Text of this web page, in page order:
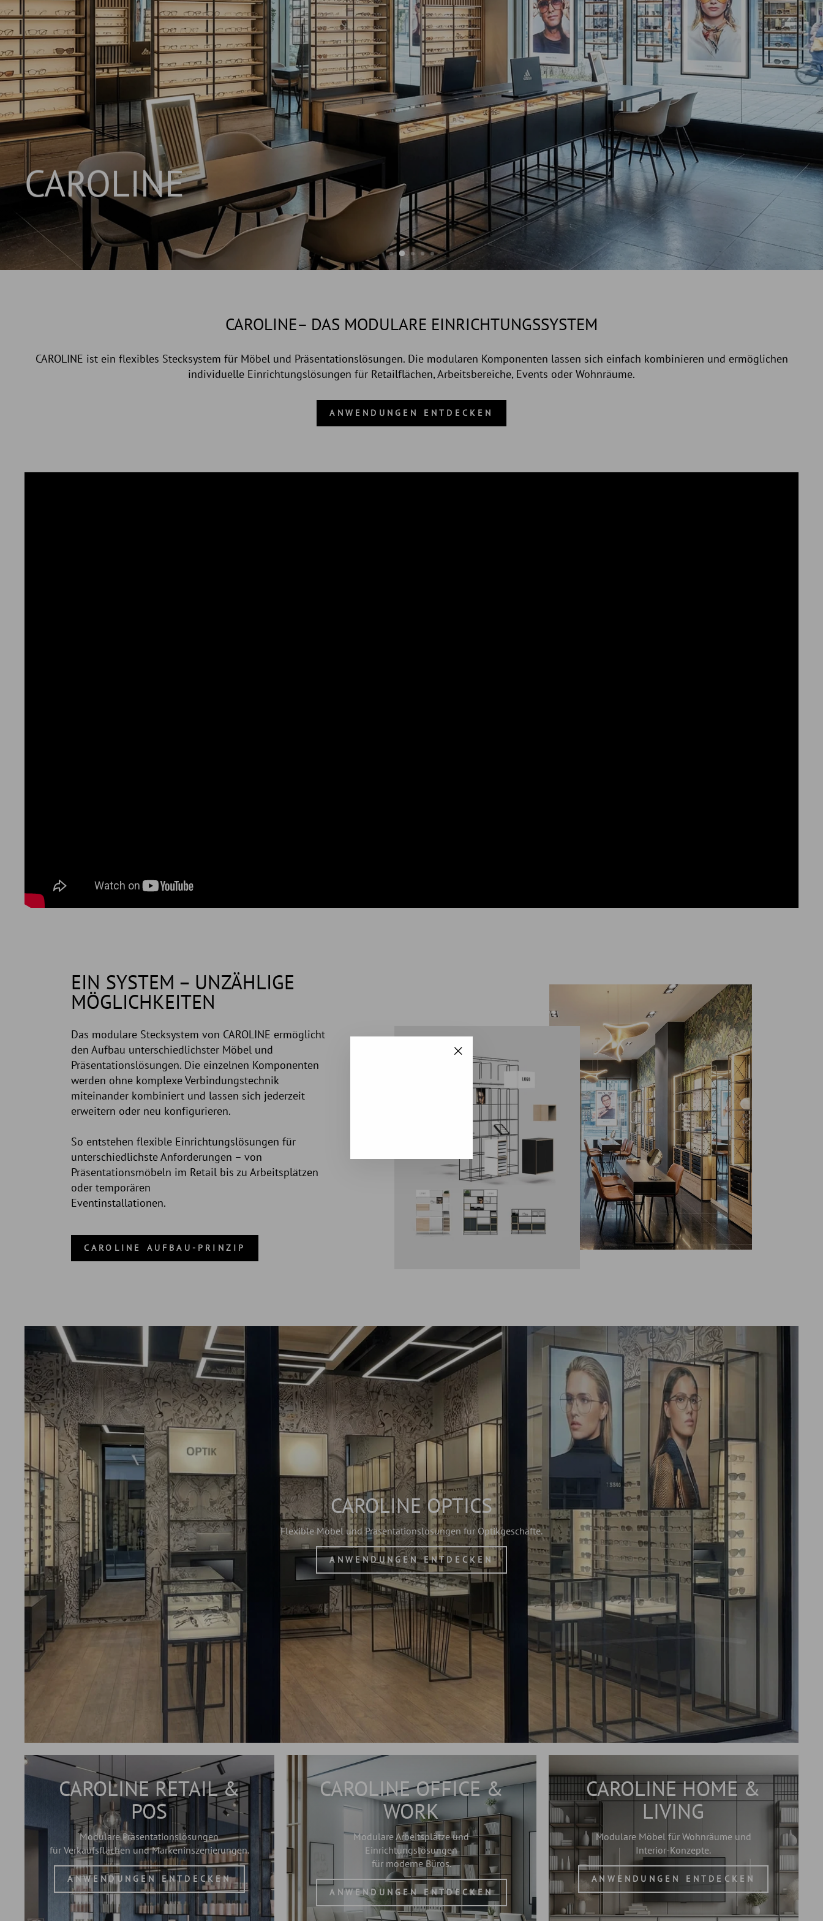
"Schließen
(Esc)"
CAROLINE
INNOVATIVES REGALSYSTEM
CAROLINE– DAS MODULARE EINRICHTUNGSSYSTEM
CAROLINE ist ein flexibles Stecksystem für Möbel und Präsentationslösungen. Die modularen Komponenten lassen sich einfach kombinieren und ermöglichen
individuelle Einrichtungslösungen für Retailflächen, Arbeitsbereiche, Events oder Wohnräume.
ANWENDUNGEN ENTDECKEN
EIN SYSTEM – UNZÄHLIGE
MÖGLICHKEITEN
Das modulare Stecksystem von CAROLINE ermöglicht
den Aufbau unterschiedlichster Möbel und
Präsentationslösungen. Die einzelnen Komponenten
werden ohne komplexe Verbindungstechnik
miteinander kombiniert und lassen sich jederzeit
erweitern oder neu konfigurieren.
So entstehen flexible Einrichtungslösungen für
unterschiedlichste Anforderungen – von
Präsentationsmöbeln im Retail bis zu Arbeitsplätzen
oder temporären
Eventinstallationen.
CAROLINE AUFBAU-PRINZIP
CAROLINE OPTICS
Flexible Möbel und Präsentationslösungen für Optikgeschäfte.
ANWENDUNGEN ENTDECKEN
CAROLINE RETAIL &
POS
Modulare Präsentationslösungen
für Verkaufsflächen und Markeninszenierungen.
ANWENDUNGEN ENTDECKEN
CAROLINE OFFICE &
WORK
Modulare Arbeitsplätze und
Einrichtungslösungen
für moderne Büros.
ANWENDUNGEN ENTDECKEN
CAROLINE HOME &
LIVING
Modulare Möbel für Wohnräume und
Interior-Konzepte.
ANWENDUNGEN ENTDECKEN